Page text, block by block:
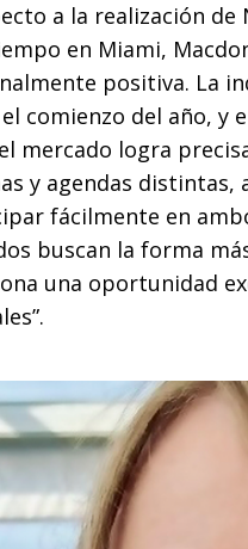
a la realización de
en Miami,
positiva. La
comienzo del año,
mercado logra
y agendas
fácilmente en
buscan la forma
una oportunidad